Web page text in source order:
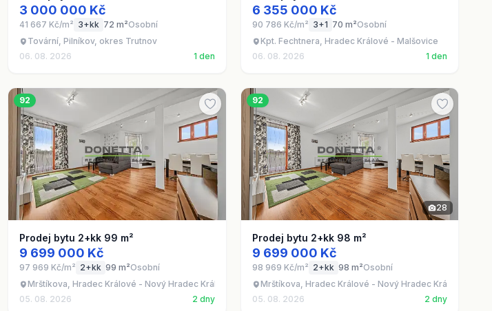
3 000 000 Kč
41 667 Kč/m² 3+kk 72 m²Osobní
Tovární, Pilníkov, okres Trutnov
06. 08. 2026
1 den
6 355 000 Kč
90 786 Kč/m² 3+1 70 m²Osobní
Kpt. Fechtnera, Hradec Králové - Malšovice
06. 08. 2026
1 den
92
Prodej bytu 2+kk 99 m²
9 699 000 Kč
97 969 Kč/m² 2+kk 99 m²Osobní
Mrštíkova, Hradec Králové - Nový Hradec Králové
05. 08. 2026
2 dny
92
28
Prodej bytu 2+kk 98 m²
9 699 000 Kč
98 969 Kč/m² 2+kk 98 m²Osobní
Mrštíkova, Hradec Králové - Nový Hradec Králové
05. 08. 2026
2 dny